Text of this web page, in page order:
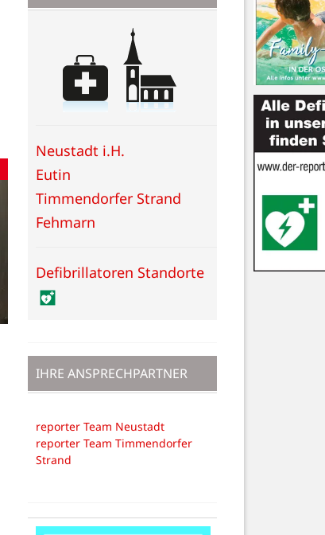
Neustadt i.H.
Eutin
Timmendorfer Strand
Fehmarn
Defibrillatoren Standorte
IHRE ANSPRECHPARTNER
reporter Team Neustadt
reporter Team Timmendorfer
Strand